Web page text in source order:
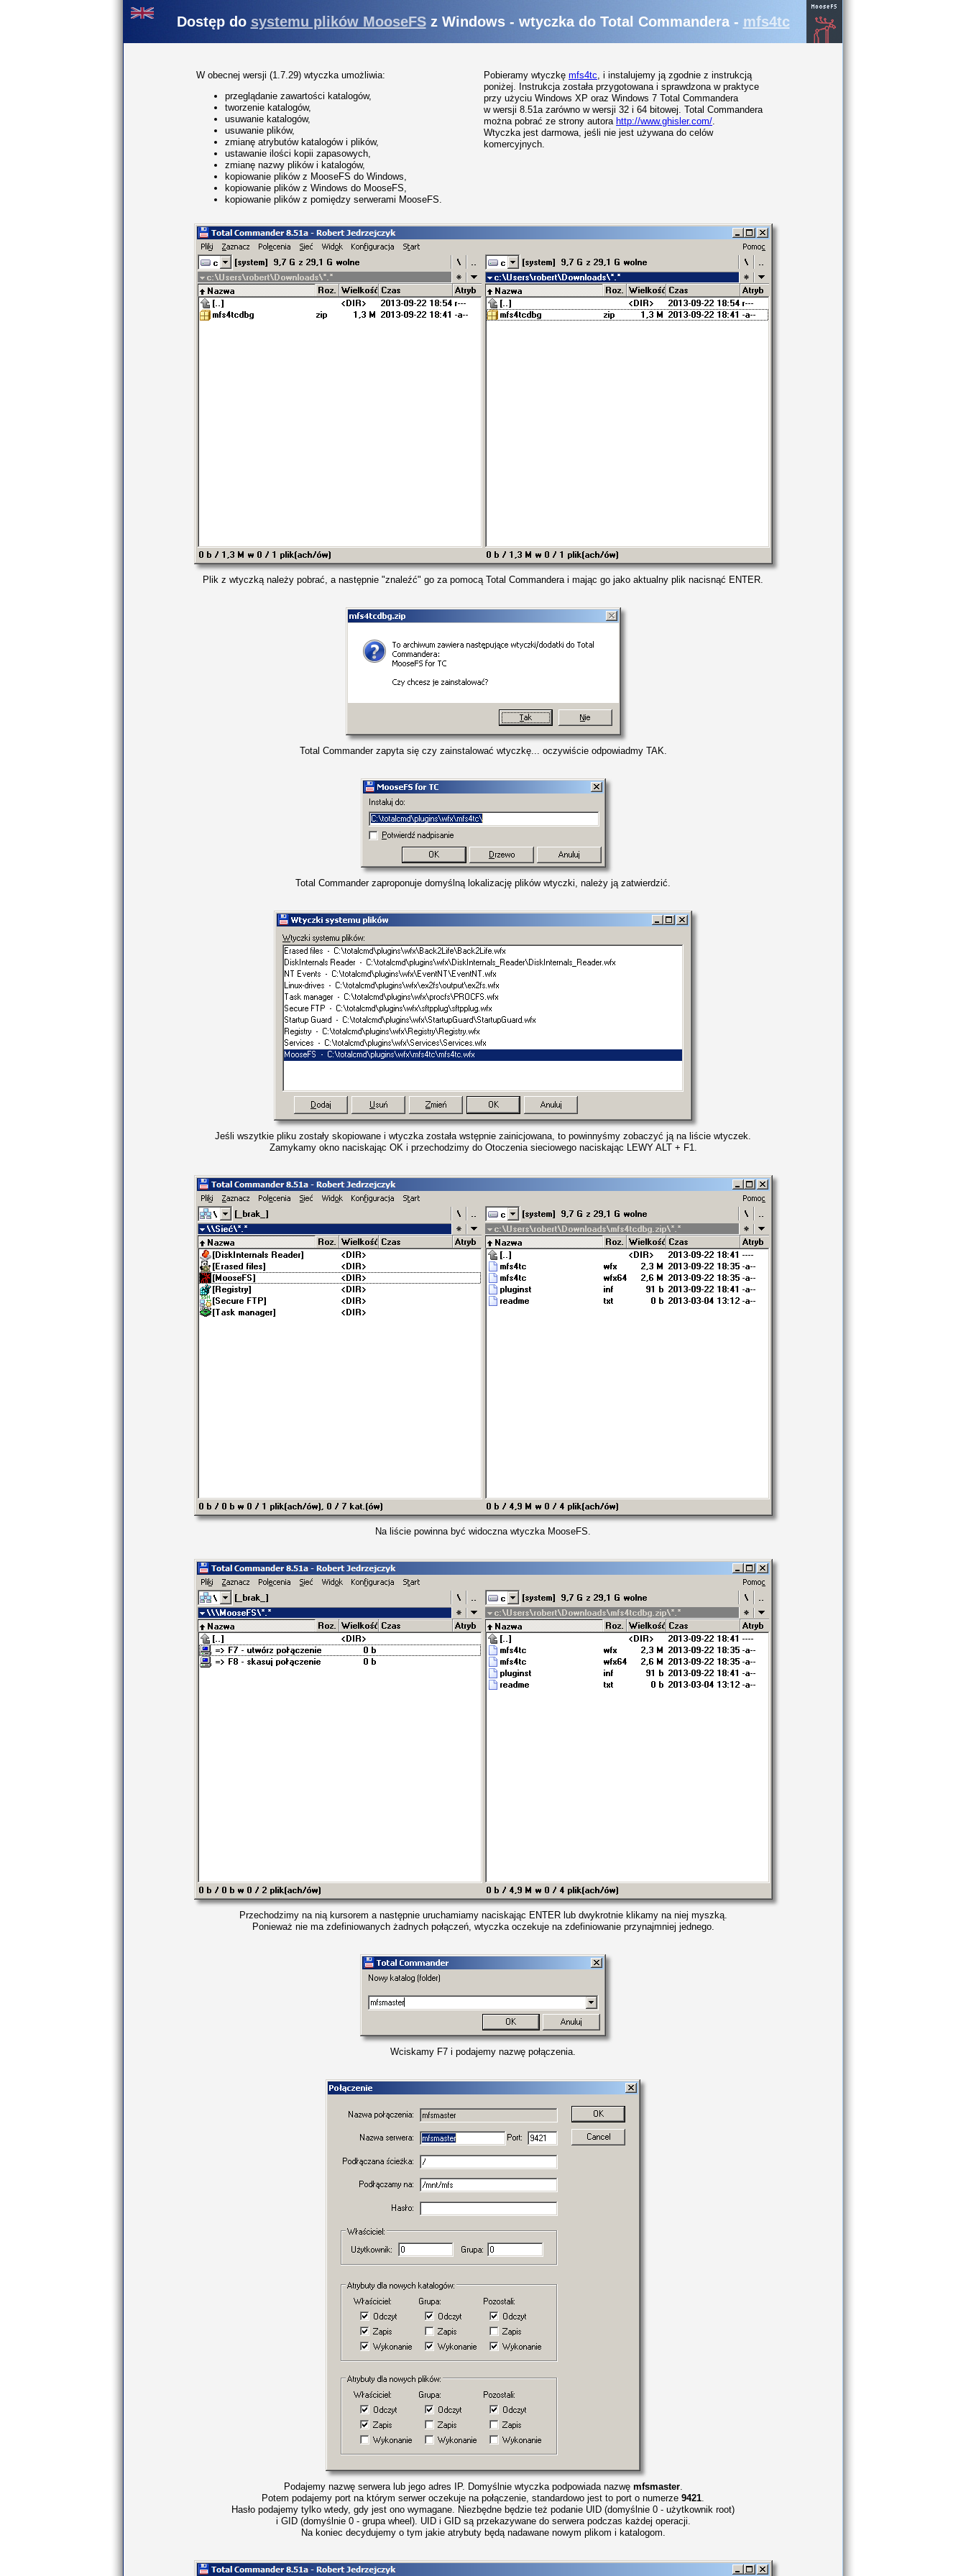
Dostęp do systemu plików MooseFSz Windows - wtyczka do Total Commandera - mfs4tc
W obecnej wersji (1.7.29) wtyczka umożliwia:
przeglądanie zawartości katalogów,
tworzenie katalogów,
usuwanie katalogów,
usuwanie plików,
zmianę atrybutów katalogów i plików,
ustawanie ilości kopii zapasowych,
zmianę nazwy plików i katalogów,
kopiowanie plików z MooseFS do Windows,
kopiowanie plików z Windows do MooseFS,
kopiowanie plików z pomiędzy serwerami MooseFS.
Pobieramy wtyczkę mfs4tc, i instalujemy ją zgodnie z instrukcją
poniżej. Instrukcja została przygotowana i sprawdzona w praktyce
przy użyciu Windows XP oraz Windows 7 Total Commandera
w wersji 8.51a zarówno w wersji 32 i 64 bitowej. Total Commandera
można pobrać ze strony autora http://www.ghisler.com/.
Wtyczka jest darmowa, jeśli nie jest używana do celów
komercyjnych.
Plik z wtyczką należy pobrać, a następnie "znaleźć" go za pomocą Total Commandera i mając go jako aktualny plik nacisnąć ENTER.
Total Commander zapyta się czy zainstalować wtyczkę... oczywiście odpowiadmy TAK.
Total Commander zaproponuje domyślną lokalizację plików wtyczki, należy ją zatwierdzić.
Jeśli wszytkie pliku zostały skopiowane i wtyczka została wstępnie zainicjowana, to powinnyśmy zobaczyć ją na liście wtyczek.
Zamykamy okno naciskając OK i przechodzimy do Otoczenia sieciowego naciskając LEWY ALT + F1.
Na liście powinna być widoczna wtyczka MooseFS.
Przechodzimy na nią kursorem a następnie uruchamiamy naciskając ENTER lub dwykrotnie klikamy na niej myszką.
Ponieważ nie ma zdefiniowanych żadnych połączeń, wtyczka oczekuje na zdefiniowanie przynajmniej jednego.
Wciskamy F7 i podajemy nazwę połączenia.
Podajemy nazwę serwera lub jego adres IP. Domyślnie wtyczka podpowiada nazwę mfsmaster.
Potem podajemy port na którym serwer oczekuje na połączenie, standardowo jest to port o numerze 9421.
Hasło podajemy tylko wtedy, gdy jest ono wymagane. Niezbędne będzie też podanie UID (domyślnie 0 - użytkownik root)
i GID (domyślnie 0 - grupa wheel). UID i GID są przekazywane do serwera podczas każdej operacji.
Na koniec decydujemy o tym jakie atrybuty będą nadawane nowym plikom i katalogom.